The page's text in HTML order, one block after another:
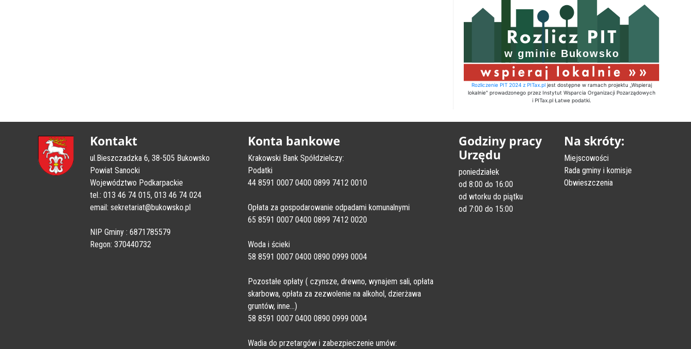
Rozliczenie PIT 2024 z PITax.pljest dostępne w ramach projektu „Wspieraj
lokalnie" prowadzonego przez Instytut Wsparcia Organizacji Pozarządowych
i PITax.pl Łatwe podatki.
Kontakt
ul.Bieszczadzka 6, 38-505 Bukowsko
Powiat Sanocki
Województwo Podkarpackie
tel.: 013 46 74 015, 013 46 74 024
email: sekretariat@bukowsko.pl
NIP Gminy : 6871785579
Regon: 370440732
Konta bankowe
Krakowski Bank Spółdzielczy:
Podatki
44 8591 0007 0400 0899 7412 0010
Opłata za gospodarowanie odpadami komunalnymi
65 8591 0007 0400 0899 7412 0020
Woda i ścieki
58 8591 0007 0400 0890 0999 0004
Pozostałe opłaty ( czynsze, drewno, wynajem sali, opłata
skarbowa, opłata za zezwolenie na alkohol, dzierżawa
gruntów, inne…)
58 8591 0007 0400 0890 0999 0004
Wadia do przetargów i zabezpieczenie umów:
Godziny pracy
Urzędu
poniedziałek
od 8:00 do 16:00
od wtorku do piątku
od 7:00 do 15:00
Na skróty:
Miejscowości
Rada gminy i komisje
Obwieszczenia